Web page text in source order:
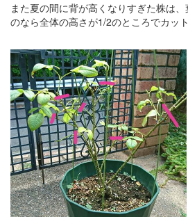
また夏の間に背が高くなりすぎた株は
のなら全体の高さが1/2のところでカッ